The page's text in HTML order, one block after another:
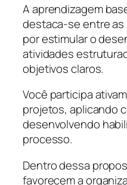
A aprendizagem
destaca-se entre
por estimular o
atividades
objetivos claros.
Você participa
projetos, aplicando
desenvolvendo
processo.
Dentro dessa
favorecem a